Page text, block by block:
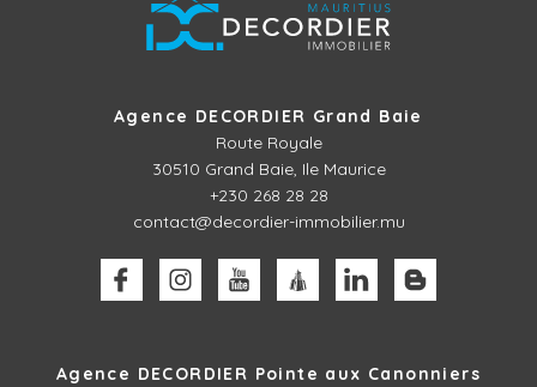
Agence DECORDIER Grand Baie
Route Royale
30510 Grand Baie, Ile Maurice
+230 268 28 28
contact@decordier-immobilier.mu
Agence DECORDIER Pointe aux Canonniers